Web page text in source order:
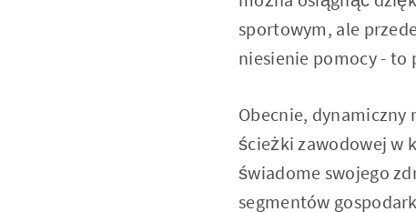
sportowym, ale
niesienie pomocy - to
Obecnie, dynamiczny
ścieżki zawodowej w
świadome swojego
segmentów